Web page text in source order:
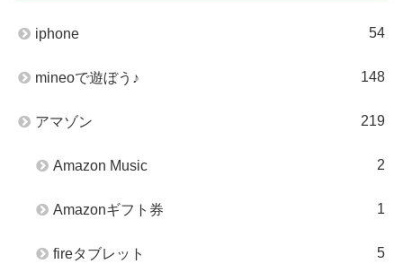
iphone 54
mineoで遊ぼう♪ 148
アマゾン 219
Amazon Music 2
Amazonギフト券 1
fireタブレット 5